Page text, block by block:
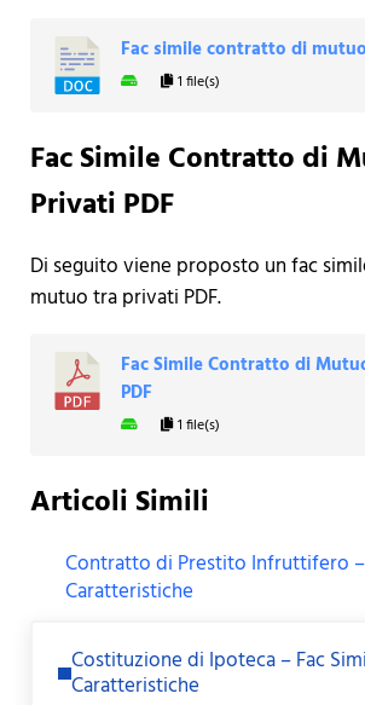
Fac simile contratto di
1 file(s)
Fac Simile Contratto di
Privati PDF
Di seguito viene proposto un fac
mutuo tra privati PDF.
Fac Simile Contratto di
PDF
1 file(s)
Articoli Simili
Contratto di Prestito Infruttifero –
Caratteristiche
Costituzione di Ipoteca – Fac
Caratteristiche